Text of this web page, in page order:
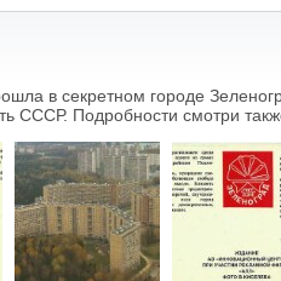
в секретном городе
СССР. Подробности смотри